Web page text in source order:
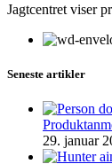
Jagtcentret viser
Seneste artikler
29. januar